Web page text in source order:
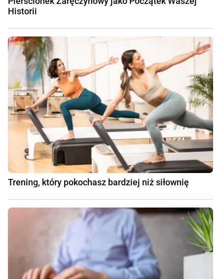
Historii
Trening, który pokochasz bardziej niż siłownię